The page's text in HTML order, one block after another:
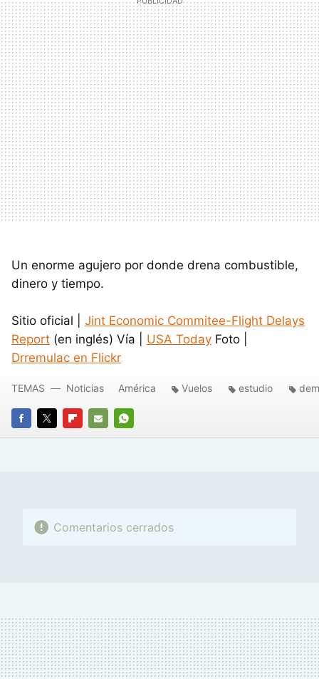
Un enorme agujero por donde drena combustible,
dinero y tiempo.
Sitio oficial | Jint Economic Commitee-Flight Delays
Report (en inglés) Vía | USA Today Foto |
Drremulac en Flickr
FACEBOOK
TWITTERFLIPBOARD
E-
WHATSAPP
TEMAS Noticias América Vuelos estudio
Comentarios cerrados